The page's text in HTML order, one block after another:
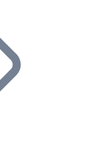
et
et